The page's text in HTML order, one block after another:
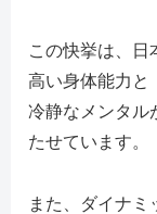
この快挙は、日
高い身体能力と
冷静なメンタル
たせています。
また、ダイナ